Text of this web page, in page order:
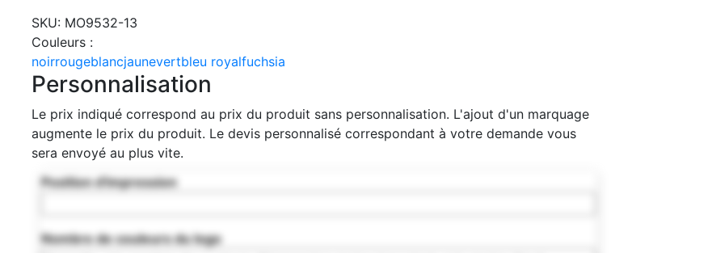
SKU: MO9532-13
Couleurs :
noirrougeblancjaunevertbleu royalfuchsia
Personnalisation
Le prix indiqué correspond au prix du produit sans personnalisation. L'ajout d'un marquage
augmente le prix du produit. Le devis personnalisé correspondant à votre demande vous
sera envoyé au plus vite.
Position d'impression
Nombre de couleurs du logo